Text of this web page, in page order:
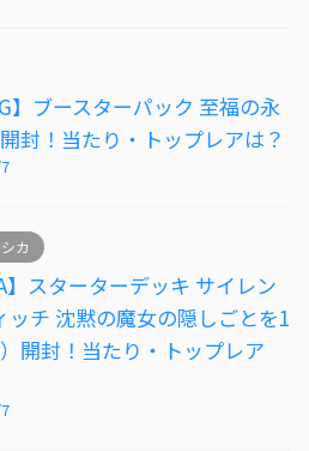
】ブースターパック 至福の永
封！当たり・トップレアは？
カ
】スターターデッキ サイレン
ッチ 沈黙の魔女の隠しごとを1
開封！当たり・トップレア